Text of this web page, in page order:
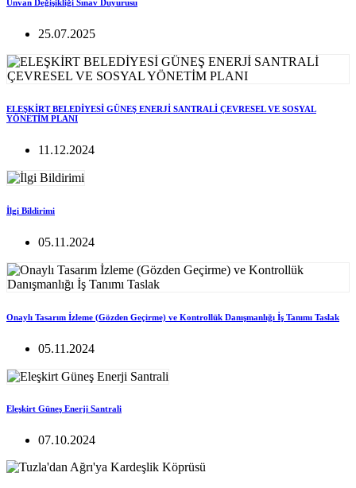
Ünvan Değişikliği Sınav Duyurusu
25.07.2025
ELEŞKİRT BELEDİYESİ GÜNEŞ ENERJİ SANTRALİ ÇEVRESEL VE SOSYAL
YÖNETİM PLANI
11.12.2024
İlgi Bildirimi
05.11.2024
Onaylı Tasarım İzleme (Gözden Geçirme) ve Kontrollük Danışmanlığı İş Tanımı Taslak
05.11.2024
Eleşkirt Güneş Enerji Santrali
07.10.2024